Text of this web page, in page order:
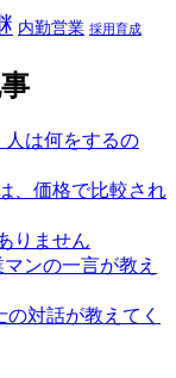
内勤営業 採用育成
は何をするの
、価格で比較され
りません
ンの一言が教え
対話が教えてく